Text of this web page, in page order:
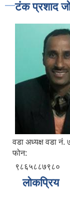
टंक प्रशाद
वडा अध्यक्ष वडा नं.
फोन:
९८६५८८७९८०
लोकप्रिय